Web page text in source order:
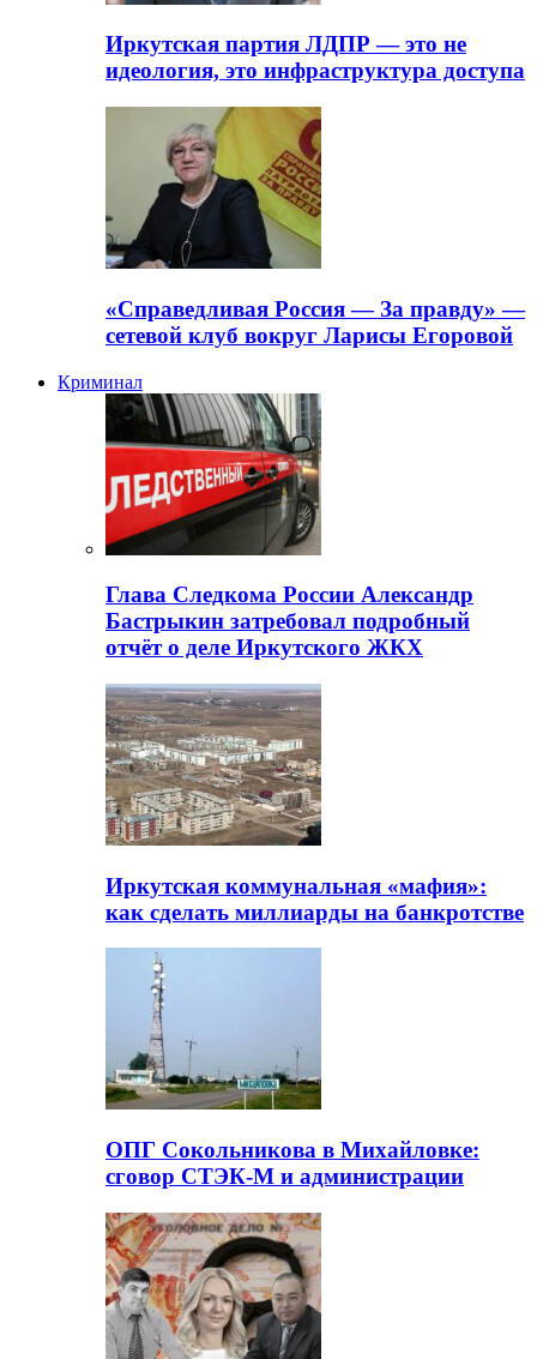
Иркутская партия ЛДПР — это не
идеология, это инфраструктура доступа
«Справедливая Россия — За правду» —
сетевой клуб вокруг Ларисы Егоровой
Криминал
Глава Следкома России Александр
Бастрыкин затребовал подробный
отчёт о деле Иркутского ЖКХ
Иркутская коммунальная «мафия»:
как сделать миллиарды на банкротстве
ОПГ Сокольникова в Михайловке:
сговор СТЭК-М и администрации